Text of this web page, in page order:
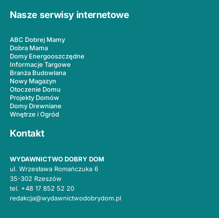
Nasze serwisy internetowe
ABC Dobrej Mamy
Dobra Mama
Domy Energooszczędne
Informacje Targowe
Branża Budowlana
Nowy Magazyn
Otoczenie Domu
Projekty Domów
Domy Drewniane
Wnętrze i Ogród
Kontakt
WYDAWNICTWO DOBRY DOM
ul. Wrzesława Romańczuka 6
35-302 Rzeszów
tel. +48 17 852 52 20
redakcja@wydawnictwodobrydom.pl